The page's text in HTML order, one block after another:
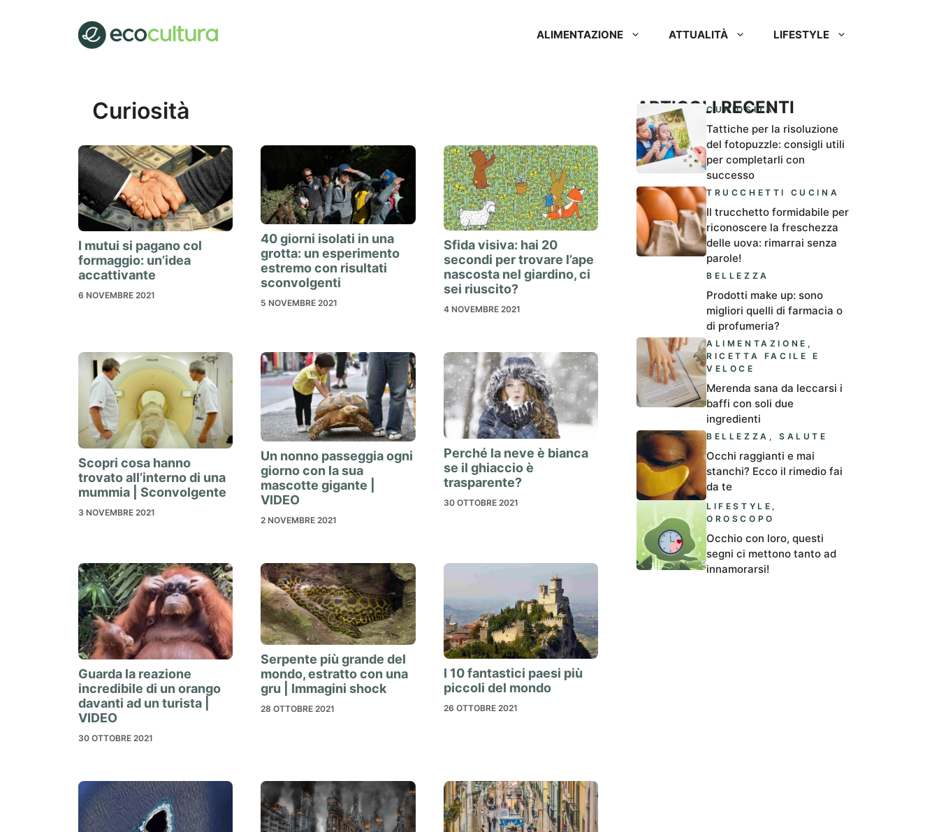
ALIMENTAZIONE ATTUALITÀ LIFESTYLE
Curiosità
I mutui si pagano col
formaggio: un’idea
accattivante
6 NOVEMBRE 2021
40 giorni isolati in una
grotta: un esperimento
estremo con risultati
sconvolgenti
5 NOVEMBRE 2021
Sfida visiva: hai 20
secondi per trovare l’ape
nascosta nel giardino, ci
sei riuscito?
4 NOVEMBRE 2021
Scopri cosa hanno
trovato all’interno di una
mummia | Sconvolgente
3 NOVEMBRE 2021
Un nonno passeggia ogni
giorno con la sua
mascotte gigante |
VIDEO
2 NOVEMBRE 2021
Perché la neve è bianca
se il ghiaccio è
trasparente?
30 OTTOBRE 2021
Guarda la reazione
incredibile di un orango
davanti ad un turista |
VIDEO
30 OTTOBRE 2021
Serpente più grande del
mondo, estratto con una
gru | Immagini shock
28 OTTOBRE 2021
I 10 fantastici paesi più
piccoli del mondo
26 OTTOBRE 2021
ARTICOLI RECENTI
CURIOSITÀ
Tattiche per la risoluzione
del fotopuzzle: consigli utili
per completarli con
successo
TRUCCHETTI CUCINA
Il trucchetto formidabile per
riconoscere la freschezza
delle uova: rimarrai senza
parole!
BELLEZZA
Prodotti make up: sono
migliori quelli di farmacia o
di profumeria?
ALIMENTAZIONE ,
RICETTA FACILE E
VELOCE
Merenda sana da leccarsi i
baffi con soli due
ingredienti
BELLEZZA ,SALUTE
Occhi raggianti e mai
stanchi? Ecco il rimedio fai
da te
LIFESTYLE ,
OROSCOPO
Occhio con loro, questi
segni ci mettono tanto ad
innamorarsi!